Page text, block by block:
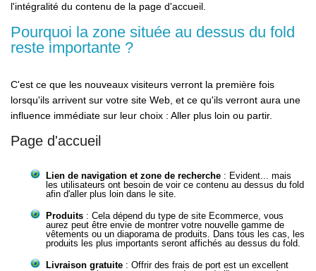
l'intégralité du contenu de la page d'accueil.
Pourquoi la zone située au dessus du fold
reste importante ?
C'est ce que les nouveaux visiteurs verront la première fois
lorsqu'ils arrivent sur votre site Web, et ce qu'ils verront aura une
influence immédiate sur leur choix : Aller plus loin ou partir.
Page d'accueil
Lien de navigation et zone de recherche : Evident... mais
les utilisateurs ont besoin de voir ce contenu au dessus du fold
afin d'aller plus loin dans le site.
Produits : Cela dépend du type de site Ecommerce, vous
aurez peut être envie de montrer votre nouvelle gamme de
vêtements ou un diaporama de produits. Dans tous les cas, les
produits les plus importants seront affichés au dessus du fold.
Livraison gratuite : Offrir des frais de port est un excellent